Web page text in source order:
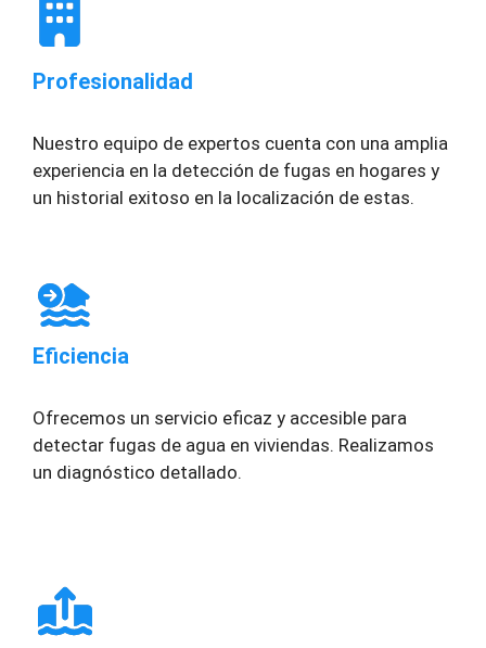
Profesionalidad
Nuestro equipo de expertos cuenta con una amplia
experiencia en la detección de fugas en hogares y
un historial exitoso en la localización de estas.
Eficiencia
Ofrecemos un servicio eficaz y accesible para
detectar fugas de agua en viviendas. Realizamos
un diagnóstico detallado.